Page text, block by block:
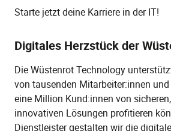
Starte jetzt deine Karriere in der IT!
Digitales Herzstück der
Die Wüstenrot Technology
von tausenden Mitarbeiter:innen
eine Million Kund:innen von
innovativen Lösungen profitieren
Dienstleister gestalten wir die